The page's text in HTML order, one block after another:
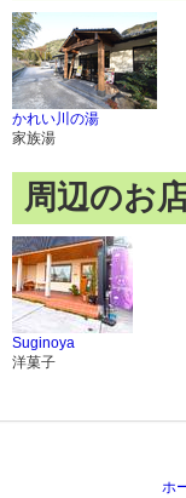
かれい川の湯
家族湯
周辺のお
Suginoya
洋菓子
ホ